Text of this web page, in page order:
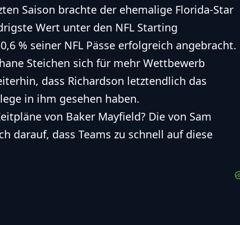
Saison brachte der ehemalige Florida-Star
Wert unter den NFL Starting
% seiner NFL Pässe erfolgreich angebracht.
Steichen sich für mehr Wettbewerb
dass Richardson letztendlich das
in ihm gesehen haben.
von Baker Mayfield? Die von Sam
darauf, dass Teams zu schnell auf diese